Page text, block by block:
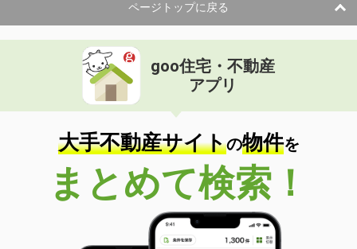
ページトップに戻る
goo住宅・不動産
アプリ
大手不動産サイトの物件を
まとめて検索！